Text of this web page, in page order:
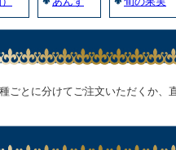
とに分けてご注文いただくか、